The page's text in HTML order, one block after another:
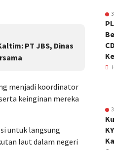
PT JBS, Dinas
menjadi koordinator
keinginan mereka
untuk langsung
laut dalam negeri